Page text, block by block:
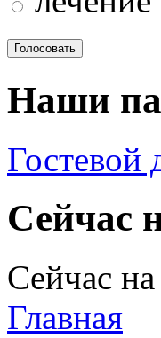
Наши
Гостевой
Сейчас
Сейчас на
Главная